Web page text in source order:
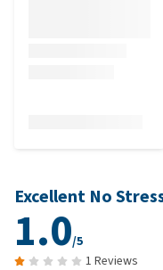
Excellent No
1.0/5
1 Reviews